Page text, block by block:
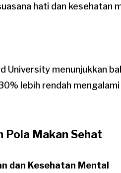
hati dan kesehatan
University menunjukkan
lebih rendah
Pola Makan Sehat
dan Kesehatan Mental